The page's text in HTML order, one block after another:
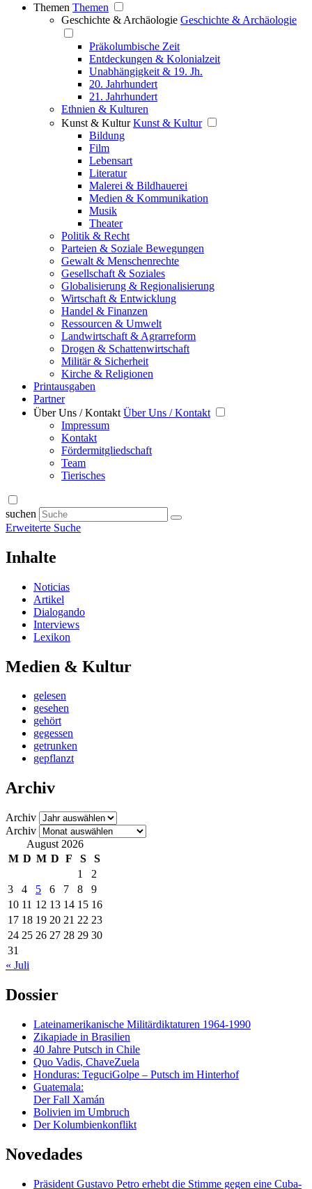
Themen Themen
Geschichte & Archäologie Geschichte & Archäologie
Präkolumbische Zeit
Entdeckungen & Kolonialzeit
Unabhängigkeit & 19. Jh.
20. Jahrhundert
21. Jahrhundert
Ethnien & Kulturen
Kunst & Kultur Kunst & Kultur
Bildung
Film
Lebensart
Literatur
Malerei & Bildhauerei
Medien & Kommunikation
Musik
Theater
Politik & Recht
Parteien & Soziale Bewegungen
Gewalt & Menschenrechte
Gesellschaft & Soziales
Globalisierung & Regionalisierung
Wirtschaft & Entwicklung
Handel & Finanzen
Ressourcen & Umwelt
Landwirtschaft & Agrarreform
Drogen & Schattenwirtschaft
Militär & Sicherheit
Kirche & Religionen
Printausgaben
Partner
Über Uns / Kontakt Über Uns / Kontakt
Impressum
Kontakt
Fördermitgliedschaft
Team
Tierisches
suchen
Erweiterte Suche
Inhalte
Noticias
Artikel
Dialogando
Interviews
Lexikon
Medien & Kultur
gelesen
gesehen
gehört
gegessen
getrunken
gepflanzt
Archiv
Archiv
Archiv
August 2026
M D M D F S
S
1
2
3
4 5 6 7 8
9
10 11 12 13 14 15 16
17 18 19 20 21 22 23
24 25 26 27 28 29 30
31
« Juli
Dossier
Lateinamerikanische Militärdiktaturen 1964-1990
Zikapiade in Brasilien
40 Jahre Putsch in Chile
Quo Vadis, ChaveZuela
Honduras: TeguciGolpe – Putsch im Hinterhof
Guatemala:
Der Fall Xamán
Bolivien im Umbruch
Der Kolumbienkonflikt
Novedades
Präsident Gustavo Petro erhebt die Stimme gegen eine Cuba-